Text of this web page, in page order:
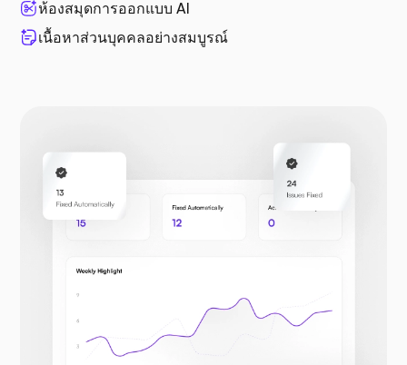
ห้องสมุดการออกแบบ AI
เนื้อหาส่วนบุคคลอย่างสมบูรณ์